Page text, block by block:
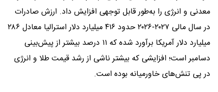
معدنی و انرژی را به‌طور قابل توجهی افزایش داد. ارزش صادرات
در سال مالی ۲۰۲۷-۲۰۲۶ حدود ۴۱۶ میلیارد دلار استرالیا معادل ۲۸۶
میلیارد دلار آمریکا برآورد شده که ۱۱ درصد بیشتر از پیش‌بینی
دسامبر است؛ افزایشی که بیشتر ناشی از رشد قیمت طلا و انرژی
در پی تنش‌های خاورمیانه بوده است.